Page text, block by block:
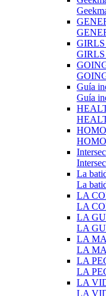
Guía
Guía
La
La
LA
LA
LA
LA
LA
LA
LA
LA
LA
LA